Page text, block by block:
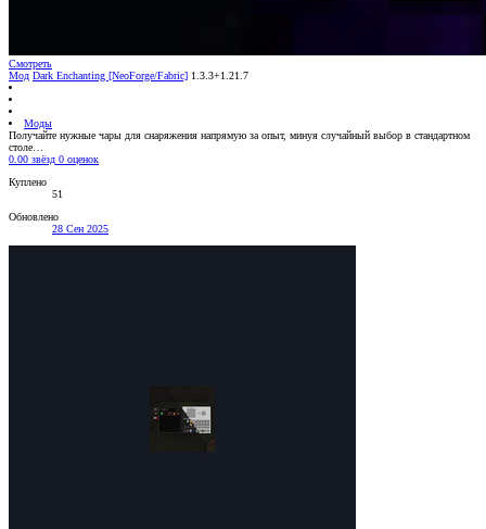
Смотреть
Мод Dark Enchanting [NeoForge/Fabric] 1.3.3+1.21.7
Моды
Получайте нужные чары для снаряжения напрямую за опыт, минуя случайный выбор в стандартном
столе…
0.00 звёзд 0 оценок
Куплено
51
Обновлено
28 Сен 2025